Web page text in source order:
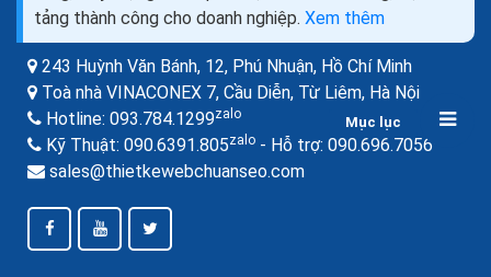
Mục lục
thống kê, 40-60% người dùng sẽ rời bỏ website của...
BÀI VIẾT LIÊN QUAN
tảng thành công cho doanh nghiệp. Xem thêm
243 Huỳnh Văn Bánh, 12, Phú Nhuận, Hồ Chí Minh
Toà nhà VINACONEX 7, Cầu Diễn, Từ Liêm, Hà Nội
Hotline: 093.784.1299zalo
Kỹ Thuật: 090.6391.805zalo - Hỗ trợ: 090.696.7056
sales@thietkewebchuanseo.com